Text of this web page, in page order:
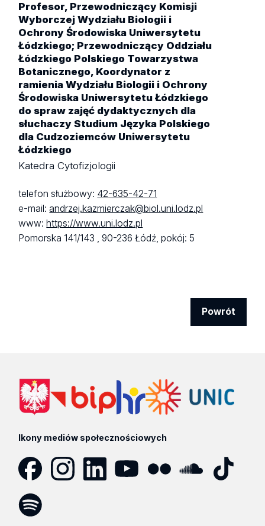
Profesor, Przewodniczący Komisji
Wyborczej Wydziału Biologii i
Ochrony Środowiska Uniwersytetu
Łódzkiego; Przewodniczący Oddziału
Łódzkiego Polskiego Towarzystwa
Botanicznego, Koordynator z
ramienia Wydziału Biologii i Ochrony
Środowiska Uniwersytetu Łódzkiego
do spraw zajęć dydaktycznych dla
słuchaczy Studium Języka Polskiego
dla Cudzoziemców Uniwersytetu
Łódzkiego
Katedra Cytofizjologii
telefon służbowy: 42-635-42-71
e-mail:andrzej.kazmierczak@biol.uni.lodz.pl
www:https://www.uni.lodz.pl
Pomorska 141/143 ,90-236 Łódź,pokój: 5
Powrót
Ikony mediów społecznościowych